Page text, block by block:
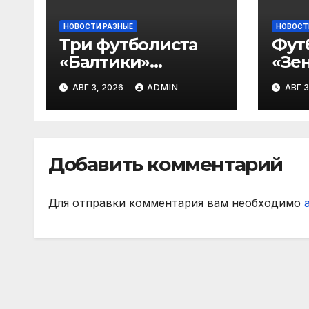
НОВОСТИ РАЗНЫЕ
Три футболиста
«Балтики»
включены в
символическую
сборную 2‑го тура
МАТЧ ПРЕМЬЕР
АВГ 3, 2026 ADMIN
«Не
— в
АВГ
Добавить комментарий
Для отправки комментария вам необходимо